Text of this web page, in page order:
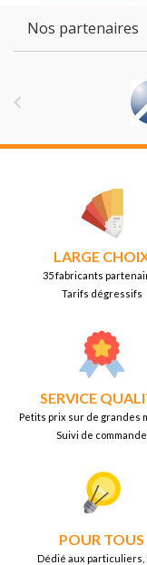
Nos partenaires

LARGE
35 fabricants
Tarifs dégressifs
SERVICE
Petits prix sur de grandes
Suivi de commande
POUR TOUS
Dédié aux particuliers,